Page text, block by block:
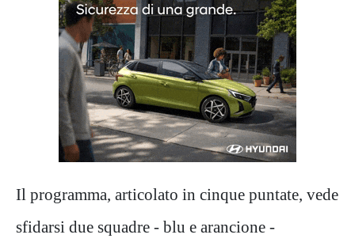
Il programma, articolato in cinque puntate, vede
sfidarsi due squadre - blu e arancione -